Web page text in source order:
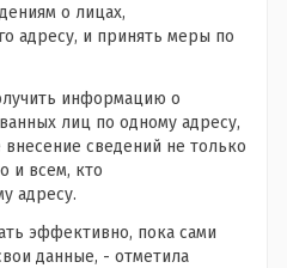
о лицах,
адресу, и принять меры по
информацию о
лиц по одному адресу,
сведений не только
и всем, кто
адресу.
эффективно, пока сами
данные, - отметила